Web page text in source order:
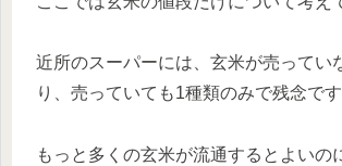
近所のスーパーには、玄米が売ってい
り、売っていても1種類のみで残念です
もっと多くの玄米が流通するとよいの